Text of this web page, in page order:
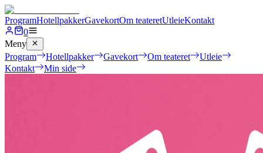
ProgramHotellpakkerGavekortOm teateretUtleieKontakt
0
Meny
Program
Hotellpakker Gavekort Om teateret
Utleie
Kontakt
Min side